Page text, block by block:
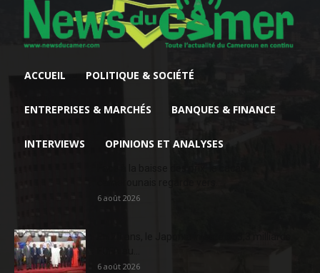
ACCUEIL POLITIQUE & SOCIÉTÉ
ENTREPRISES & MARCHÉS BANQUES & FINANCE
INTERVIEWS OPINIONS ET ANALYSES
6 août 2026
6 août 2026